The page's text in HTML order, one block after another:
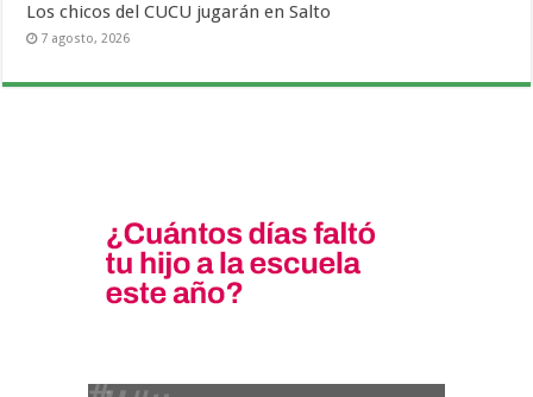
Los chicos del CUCU jugarán en Salto
7 agosto, 2026